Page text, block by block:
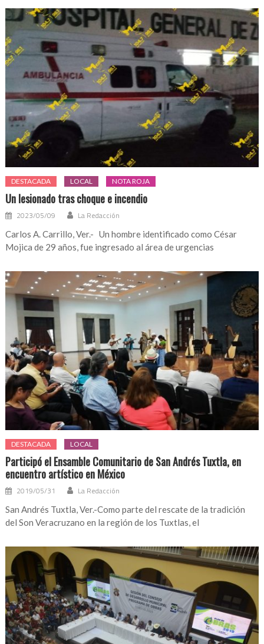
DESTACADA LOCAL NOTA ROJA
Un lesionado tras choque e incendio
2023/05/09 La Redacción
Carlos A. Carrillo, Ver.- Un hombre identificado como César
Mojica de 29 años, fue ingresado al área de urgencias
DESTACADA LOCAL
Participó el Ensamble Comunitario de San Andrés Tuxtla, en
encuentro artístico en México
2019/05/31 La Redacción
San Andrés Tuxtla, Ver.-Como parte del rescate de la tradición
del Son Veracruzano en la región de los Tuxtlas, el